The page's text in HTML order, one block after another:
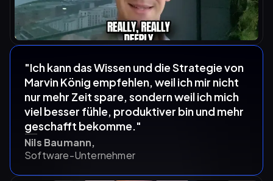
"Ich kann das Wissen und die Strategie von
Marvin König empfehlen, weil ich mir nicht
nur mehr Zeit spare, sondern weil ich mich
viel besser fühle, produktiver bin und mehr
geschafft bekomme."
Nils Baumann,
Software-Unternehmer